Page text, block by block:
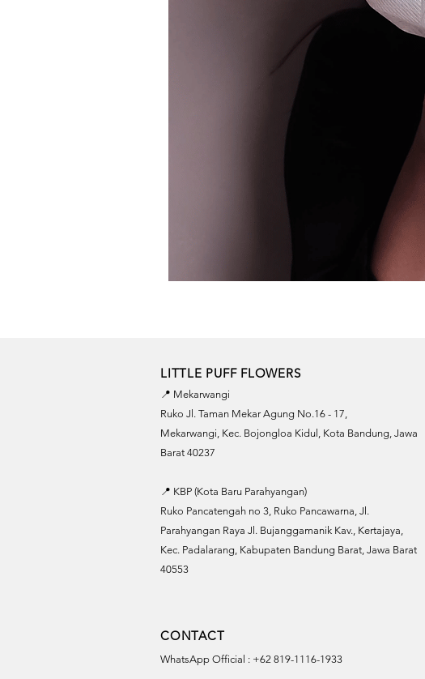
LITTLE PUFF FLOWERS
📍 Mekarwangi
Ruko Jl. Taman Mekar Agung No.16 - 17,
Mekarwangi, Kec. Bojongloa Kidul, Kota Bandung, Jawa
Barat 40237
📍 KBP (Kota Baru Parahyangan)
Ruko Pancatengah no 3, Ruko Pancawarna, Jl.
Parahyangan Raya Jl. Bujanggamanik Kav., Kertajaya,
Kec. Padalarang, Kabupaten Bandung Barat, Jawa Barat
40553
CONTACT
WhatsApp Official : +62 819-1116-1933